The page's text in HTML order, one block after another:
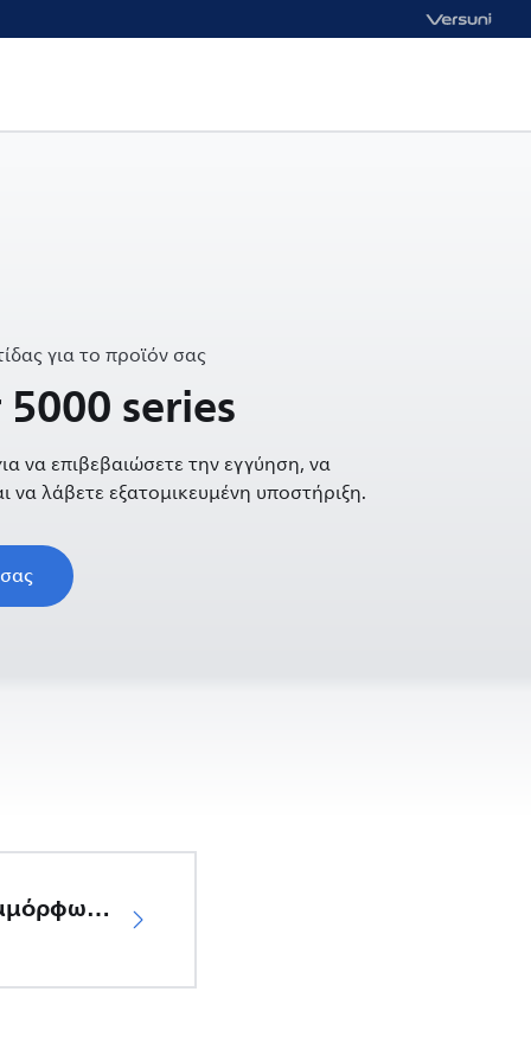
για το προϊόν σας
series
να επιβεβαιώσετε την εγγύηση, να
να λάβετε εξατομικευμένη υποστήριξη.
Δήλωση συμμόρφωσης ΕΕ